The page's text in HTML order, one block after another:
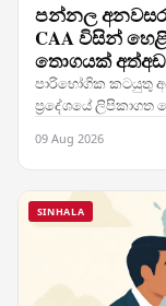
පන්නල අනවසර
CAA විසින්
තොගයක්
පාරිභෝගික කටයුතු
ප්‍රදේශයේ
09 Aug 2026
SINHALA